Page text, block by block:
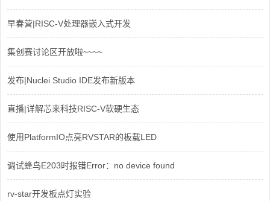
早春营|RISC-V处理器嵌入式开发
集创赛讨论区开放啦~~~~
发布|Nuclei Studio IDE发布新版本
直播|详解芯来科技RISC-V软硬生态
使用PlatformIO点亮RVSTAR的板载LED
调试蜂鸟E203时报错Error：no device found
rv-star开发板点灯实验